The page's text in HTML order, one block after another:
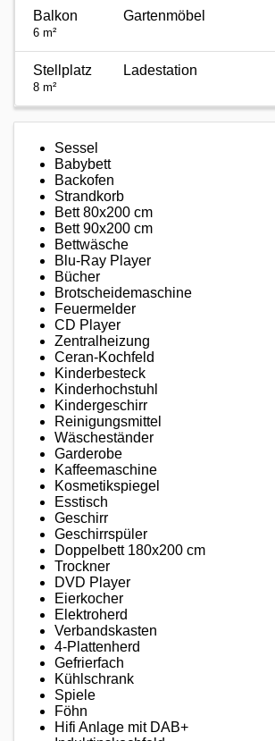
Balkon
6 m²
Gartenmöbel
Stellplatz
8 m²
Ladestation
Sessel
Babybett
Backofen
Strandkorb
Bett 80x200 cm
Bett 90x200 cm
Bettwäsche
Blu-Ray Player
Bücher
Brotscheidemaschine
Feuermelder
CD Player
Zentralheizung
Ceran-Kochfeld
Kinderbesteck
Kinderhochstuhl
Kindergeschirr
Reinigungsmittel
Wäscheständer
Garderobe
Kaffeemaschine
Kosmetikspiegel
Esstisch
Geschirr
Geschirrspüler
Doppelbett 180x200 cm
Trockner
DVD Player
Eierkocher
Elektroherd
Verbandskasten
4-Plattenherd
Gefrierfach
Kühlschrank
Spiele
Föhn
Hifi Anlage mit DAB+